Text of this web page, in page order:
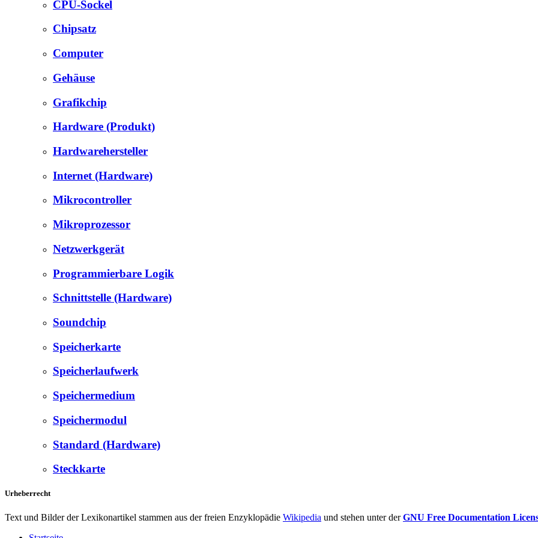
CPU-Sockel
Chipsatz
Computer
Gehäuse
Grafikchip
Hardware (Produkt)
Hardwarehersteller
Internet (Hardware)
Mikrocontroller
Mikroprozessor
Netzwerkgerät
Programmierbare Logik
Schnittstelle (Hardware)
Soundchip
Speicherkarte
Speicherlaufwerk
Speichermedium
Speichermodul
Standard (Hardware)
Steckkarte
Urheberrecht
Text und Bilder der Lexikonartikel stammen aus der freien Enzyklopädie Wikipedia und stehen unter derGNU Free Documentation